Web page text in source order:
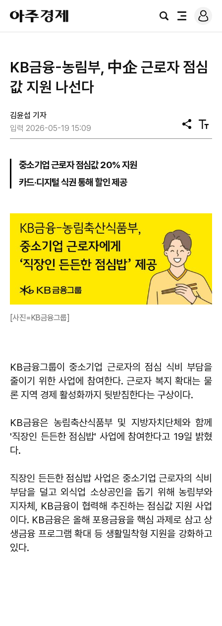
아
주
경
검
전
로
그
KB금융-농림부, 中企 근로자 점심
값 지원 나선다
김윤섭 기자
입력 2026-05-19 15:09
공
유
텍
스
중소기업 근로자 점심값 20% 지원
카드·디지털 식권 통해 할인 제공
[사진=KB금융그룹]
KB금융그룹이 중소기업 근로자의 점심 식비 부담을
줄이기 위한 사업에 참여한다. 근로자 복지 확대는 물
론 지역 경제 활성화까지 뒷받침한다는 구상이다.
KB금융은 농림축산식품부 및 지방자치단체와 함께
'직장인 든든한 점심밥' 사업에 참여한다고 19일 밝혔
다.
직장인 든든한 점심밥 사업은 중소기업 근로자의 식비
부담을 덜고 외식업 소상공인을 돕기 위해 농림부와
지자체, KB금융이 협력해 추진하는 점심값 지원 사업
이다. KB금융은 올해 포용금융을 핵심 과제로 삼고 상
생금융 프로그램 확대 등 생활밀착형 지원을 강화하고
있다.